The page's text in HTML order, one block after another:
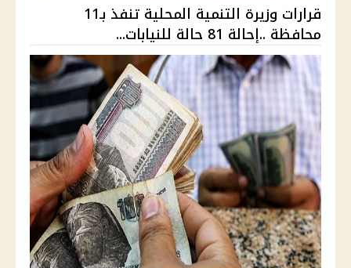
قرارات وزيرة التنمية المحلية تنفذ بـ11
محافظة ..إحالة 81 حالة للنيابات...